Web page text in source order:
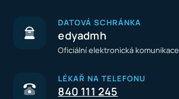
DATOVÁ SCHRÁNKA
edyadmh
Oficiální elektronická komunikace
LÉKAŘ NA TELEFONU
840 111 245